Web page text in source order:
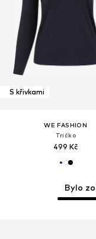
S křivkami
WE FASHION
Tričko
499 Kč
Bylo